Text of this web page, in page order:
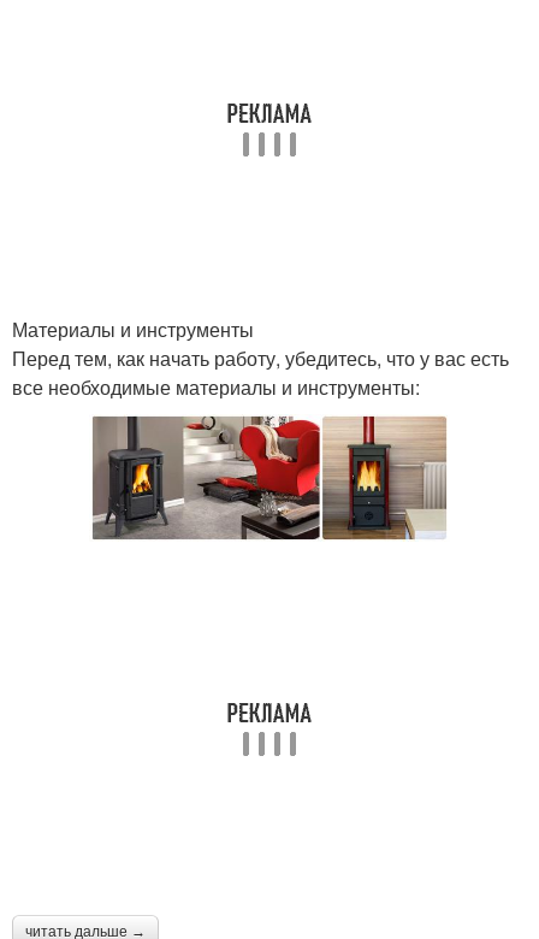
Материалы и инструменты
Перед тем, как начать работу, убедитесь, что у вас есть
все необходимые материалы и инструменты:
читать дальше →